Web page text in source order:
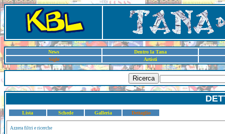
News
Dentro la Tana
Sigle
Artisti
Ricerca
Lista Schede Galleria Dettaglio
Azzera filtri e ricerche